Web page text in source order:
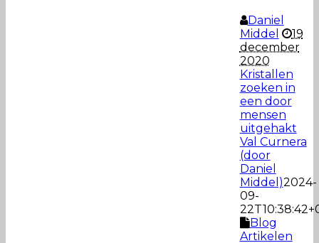
Daniel
Middel
19
december
2020
Kristallen
zoeken in
een door
mensen
uitgehakt
Val Curnera
(door
Daniel
Middel)2024-
09-
Blog
Artikelen